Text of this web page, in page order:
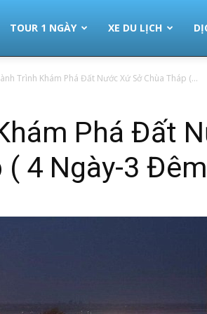
TOUR 1 NGÀY XE DU LỊCH
Trình Khám Phá Đất Nước Xứ Sở Chùa Tháp (...
Phá Đất
( 4 Ngày-3